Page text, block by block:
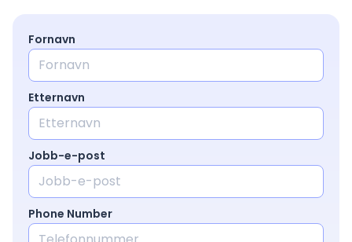
Fornavn
Etternavn
Jobb-e-post
Phone Number